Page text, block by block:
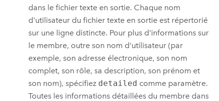
dans le fichier texte en sortie. Chaque nom
d'utilisateur du fichier texte en sortie est répertorié
sur une ligne distincte. Pour plus d'informations sur
le membre, outre son nom d'utilisateur (par
exemple, son adresse électronique, son nom
complet, son rôle, sa description, son prénom et
son nom), spécifiez detailed comme paramètre.
Toutes les informations détaillées du membre dans